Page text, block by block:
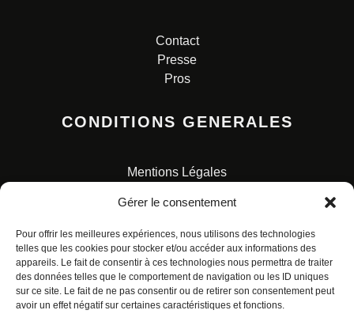
Gérer le consentement
Pour offrir les meilleures expériences, nous utilisons des technologies
telles que les cookies pour stocker et/ou accéder aux informations des
appareils. Le fait de consentir à ces technologies nous permettra de traiter
des données telles que le comportement de navigation ou les ID uniques
sur ce site. Le fait de ne pas consentir ou de retirer son consentement peut
avoir un effet négatif sur certaines caractéristiques et fonctions.
Contact
Presse
Pros
CONDITIONS GENERALES
Mentions Légales
Charte pour la protection des données personnelles
© ALL RIGHTS RESERVED. URBAN COMICS POUR LES